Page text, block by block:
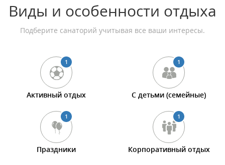
Виды и особенности отдыха
Подберите санаторий учитывая все ваши интересы.
1
Активный отдых
1
С детьми (семейные)
1
Праздники
1
Корпоративный отдых